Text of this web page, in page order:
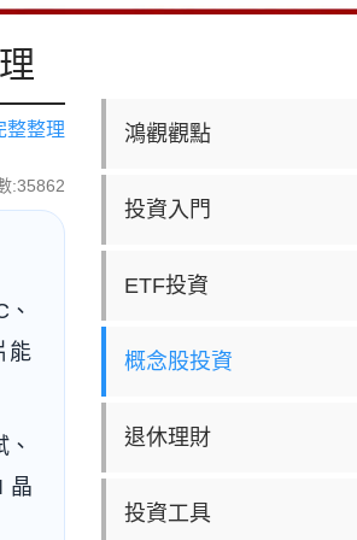
整整理
:35862
能
晶
鴻觀觀點
投資入門
ETF投資
概念股投資
退休理財
投資工具